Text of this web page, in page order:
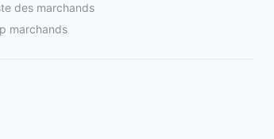
des marchands
marchands